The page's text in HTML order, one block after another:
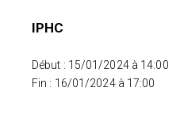
IPHC
Début : 15/01/2024 à 14:00
Fin : 16/01/2024 à 17:00